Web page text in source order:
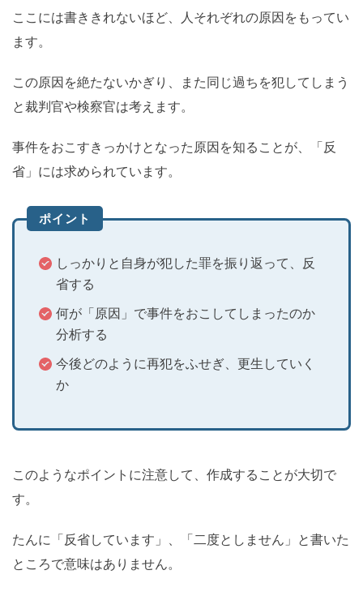
ここには書ききれないほど、人それぞれの原因をもってい
ます。
この原因を絶たないかぎり、また同じ過ちを犯してしまう
と裁判官や検察官は考えます。
事件をおこすきっかけとなった原因を知ることが、「反
省」には求められています。
ポイント
しっかりと自身が犯した罪を振り返って、反
省する
何が「原因」で事件をおこしてしまったのか
分析する
今後どのように再犯をふせぎ、更生していく
か
このようなポイントに注意して、作成することが大切で
す。
たんに「反省しています」、「二度としません」と書いた
ところで意味はありません。